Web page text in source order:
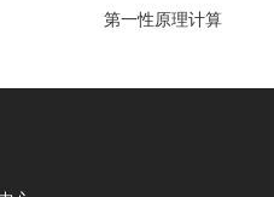
第一性原理计算